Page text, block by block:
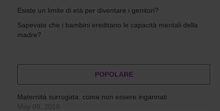
Esiste un limite di età per diventare i genitori?
Sapevate che i bambini ereditano le capacità mentali della
madre?
POPOLARE
Maternità surrogata: come non essere ingannati
May 09, 2018